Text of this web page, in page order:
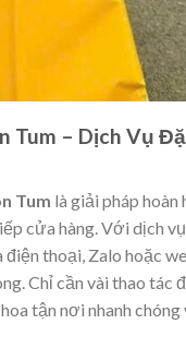
Tum – Dịch Vụ
Tum là giải pháp hoàn
cửa hàng. Với dịch
điện thoại, Zalo hoặc
Chỉ cần vài thao tác
tận nơi nhanh chóng